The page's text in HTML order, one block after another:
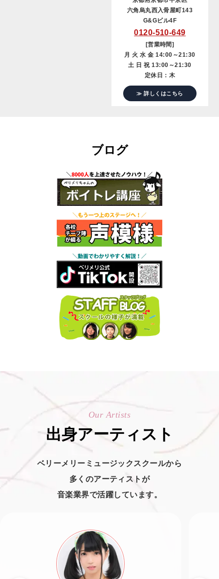
六角烏丸西入骨屋町143
G&Gビル4F
0120-510-649
[営業時間]
月 火 水 金 14:00～21:30
土 日 祝 13:00～21:30
定休日：木
≫ 詳しくはこちら
ブログ
Our Artists
出身アーティスト
ベリーメリーミュージックスクールから
多くのアーティストが
音楽業界で活躍しています。